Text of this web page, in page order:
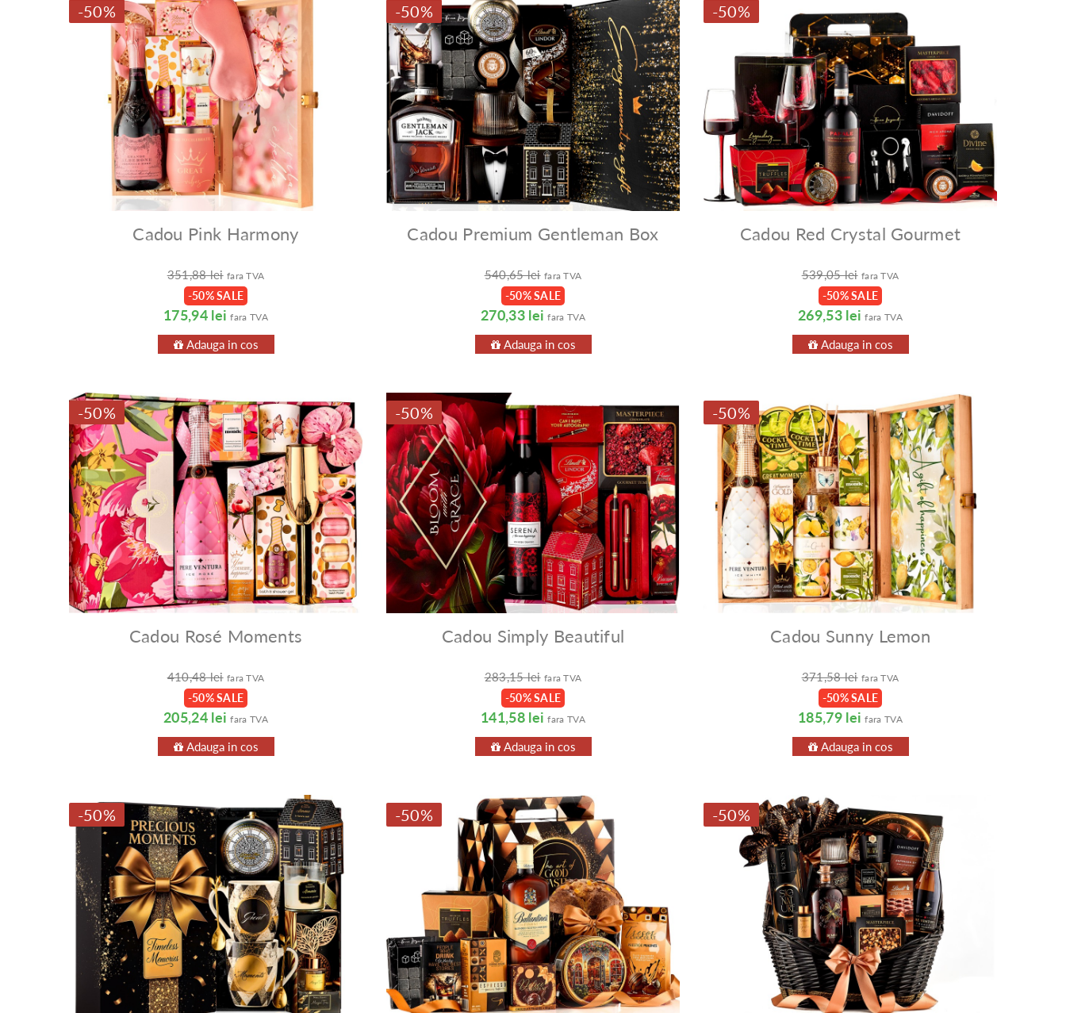
-50%
Cadou Pink Harmony
351,88 lei fara TVA
-50% SALE
175,94 lei fara TVA
Adauga in cos
-50%
Cadou Premium Gentleman Box
540,65 lei fara TVA
-50% SALE
270,33 lei fara TVA
Adauga in cos
-50%
Cadou Red Crystal Gourmet
539,05 lei fara TVA
-50% SALE
269,53 lei fara TVA
Adauga in cos
-50%
Cadou Rosé Moments
410,48 lei fara TVA
-50% SALE
205,24 lei fara TVA
Adauga in cos
-50%
Cadou Simply Beautiful
283,15 lei fara TVA
-50% SALE
141,58 lei fara TVA
Adauga in cos
-50%
Cadou Sunny Lemon
371,58 lei fara TVA
-50% SALE
185,79 lei fara TVA
Adauga in cos
-50% -50% -50%